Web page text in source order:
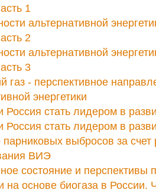
1
альтернативной
2
альтернативной
3
газ - перспективное
энергетики
Россия стать лидером в
Россия стать лидером в
выбросов за
ВИЭ
состояние и перспективы
на основе биогаза в России.